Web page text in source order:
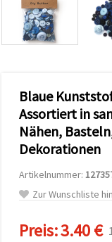
analysieren
sowie
relevantere
Unterstützung
Partner für
Analyse
Marketing.
Cookies
akzeptieren,
oder Ihre
Auswahl in
Blaue
Assortiert in
Nähen,
Dekorationen
Artikelnummer:
Zur Wunschliste
Preis:3.40 €